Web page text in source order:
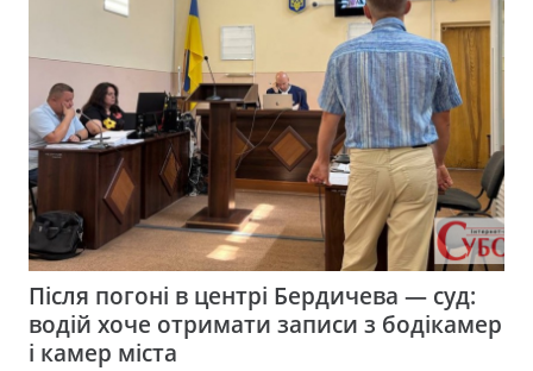
Після погоні в центрі Бердичева — суд:
водій хоче отримати записи з бодікамер
і камер міста